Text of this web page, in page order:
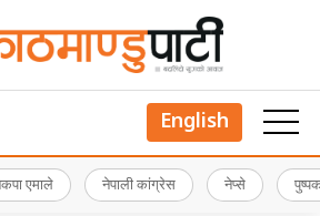
English
एमाले नेपाली कांग्रेस नेप्से